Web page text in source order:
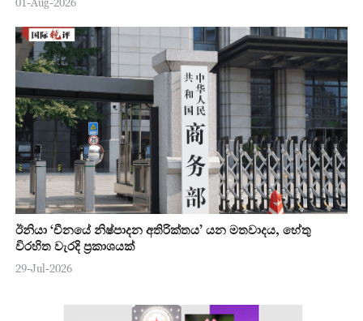
ඊනියා ‘චීනයේ නිෂ්පාදන අතිරික්තය’ යන මතවාදය, හේතු
විරහිත වැරදි ප්‍රකාශයක්
29-Jul-2026